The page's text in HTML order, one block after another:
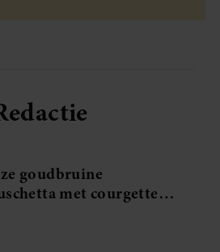
goudbruine
met courgette